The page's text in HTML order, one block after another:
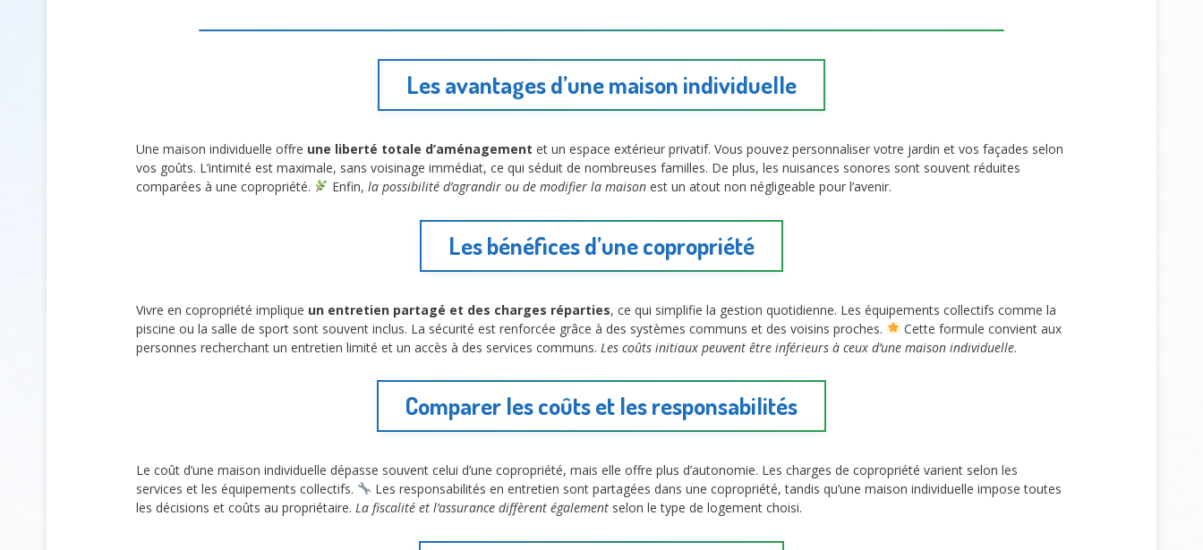
Les avantages d’une maison individuelle
Une maison individuelle offre une liberté totale d’aménagement et un espace extérieur privatif. Vous pouvez personnaliser votre jardin et vos façades selon
vos goûts. L’intimité est maximale, sans voisinage immédiat, ce qui séduit de nombreuses familles. De plus, les nuisances sonores sont souvent réduites
comparées à une copropriété.
Enfin, la possibilité d’agrandir ou de modifier la maisonest un atout non négligeable pour l’avenir.
Les bénéfices d’une copropriété
Vivre en copropriété implique un entretien partagé et des charges réparties, ce qui simplifie la gestion quotidienne. Les équipements collectifs comme la
piscine ou la salle de sport sont souvent inclus. La sécurité est renforcée grâce à des systèmes communs et des voisins proches.
Cette formule convient aux
personnes recherchant un entretien limité et un accès à des services communs. Les coûts initiaux peuvent être inférieurs à ceux d’une maison individuelle.
Comparer les coûts et les responsabilités
Le coût d’une maison individuelle dépasse souvent celui d’une copropriété, mais elle offre plus d’autonomie. Les charges de copropriété varient selon les
services et les équipements collectifs.
Les responsabilités en entretien sont partagées dans une copropriété, tandis qu’une maison individuelle impose toutes
les décisions et coûts au propriétaire. La fiscalité et l’assurance diffèrent également selon le type de logement choisi.